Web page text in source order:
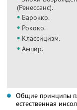
(Ренессанс).
• Барокко.
• Рококо.
• Классицизм.
• Ампир.
Общие принципы
естественная